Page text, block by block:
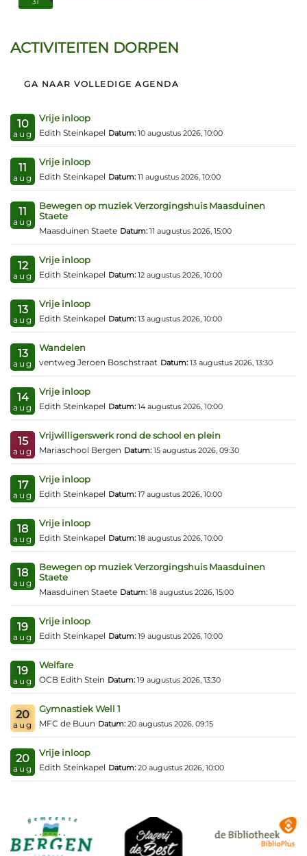
31
ACTIVITEITEN DORPEN
GA NAAR VOLLEDIGE AGENDA
10
aug
Vrije inloop
Edith Steinkapel Datum: 10 augustus 2026, 10:00
11
aug
Vrije inloop
Edith Steinkapel Datum: 11 augustus 2026, 10:00
11
aug
Bewegen op muziek Verzorgingshuis Maasduinen
Staete
Maasduinen Staete Datum: 11 augustus 2026, 15:00
12
aug
Vrije inloop
Edith Steinkapel Datum: 12 augustus 2026, 10:00
13
aug
Vrije inloop
Edith Steinkapel Datum: 13 augustus 2026, 10:00
13
aug
Wandelen
ventweg Jeroen Boschstraat Datum: 13 augustus 2026, 13:30
14
aug
Vrije inloop
Edith Steinkapel Datum: 14 augustus 2026, 10:00
15
aug
Vrijwilligerswerk rond de school en plein
Mariaschool Bergen Datum: 15 augustus 2026, 09:30
17
aug
Vrije inloop
Edith Steinkapel Datum: 17 augustus 2026, 10:00
18
aug
Vrije inloop
Edith Steinkapel Datum: 18 augustus 2026, 10:00
18
aug
Bewegen op muziek Verzorgingshuis Maasduinen
Staete
Maasduinen Staete Datum: 18 augustus 2026, 15:00
19
aug
Vrije inloop
Edith Steinkapel Datum: 19 augustus 2026, 10:00
19
aug
Welfare
OCB Edith Stein Datum: 19 augustus 2026, 13:30
20
aug
Gymnastiek Well 1
MFC de Buun Datum: 20 augustus 2026, 09:15
20
aug
Vrije inloop
Edith Steinkapel Datum: 20 augustus 2026, 10:00